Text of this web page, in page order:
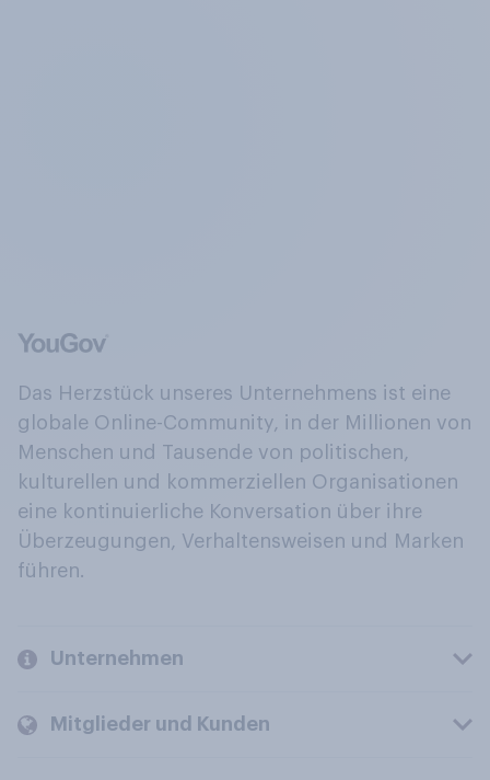
Das Herzstück unseres Unternehmens ist eine
globale Online-Community, in der Millionen von
Menschen und Tausende von politischen,
kulturellen und kommerziellen Organisationen
eine kontinuierliche Konversation über ihre
Überzeugungen, Verhaltensweisen und Marken
führen.
Unternehmen
Mitglieder und Kunden